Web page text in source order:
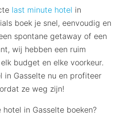
last minute hotel in
boek je snel, eenvoudig en
spontane getaway of een
wij hebben een ruim
budget en elke voorkeur.
in Gasselte nu en profiteer
ze weg zijn!
in Gasselte boeken?